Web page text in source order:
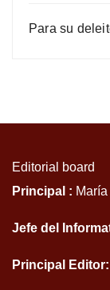
Para su
Editorial board
Principal :
Jefe del
Principal Editor: